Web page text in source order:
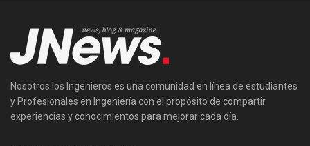
Nosotros los Ingenieros es una comunidad en línea de estudiantes
y Profesionales en Ingeniería con el propósito de compartir
experiencias y conocimientos para mejorar cada día.